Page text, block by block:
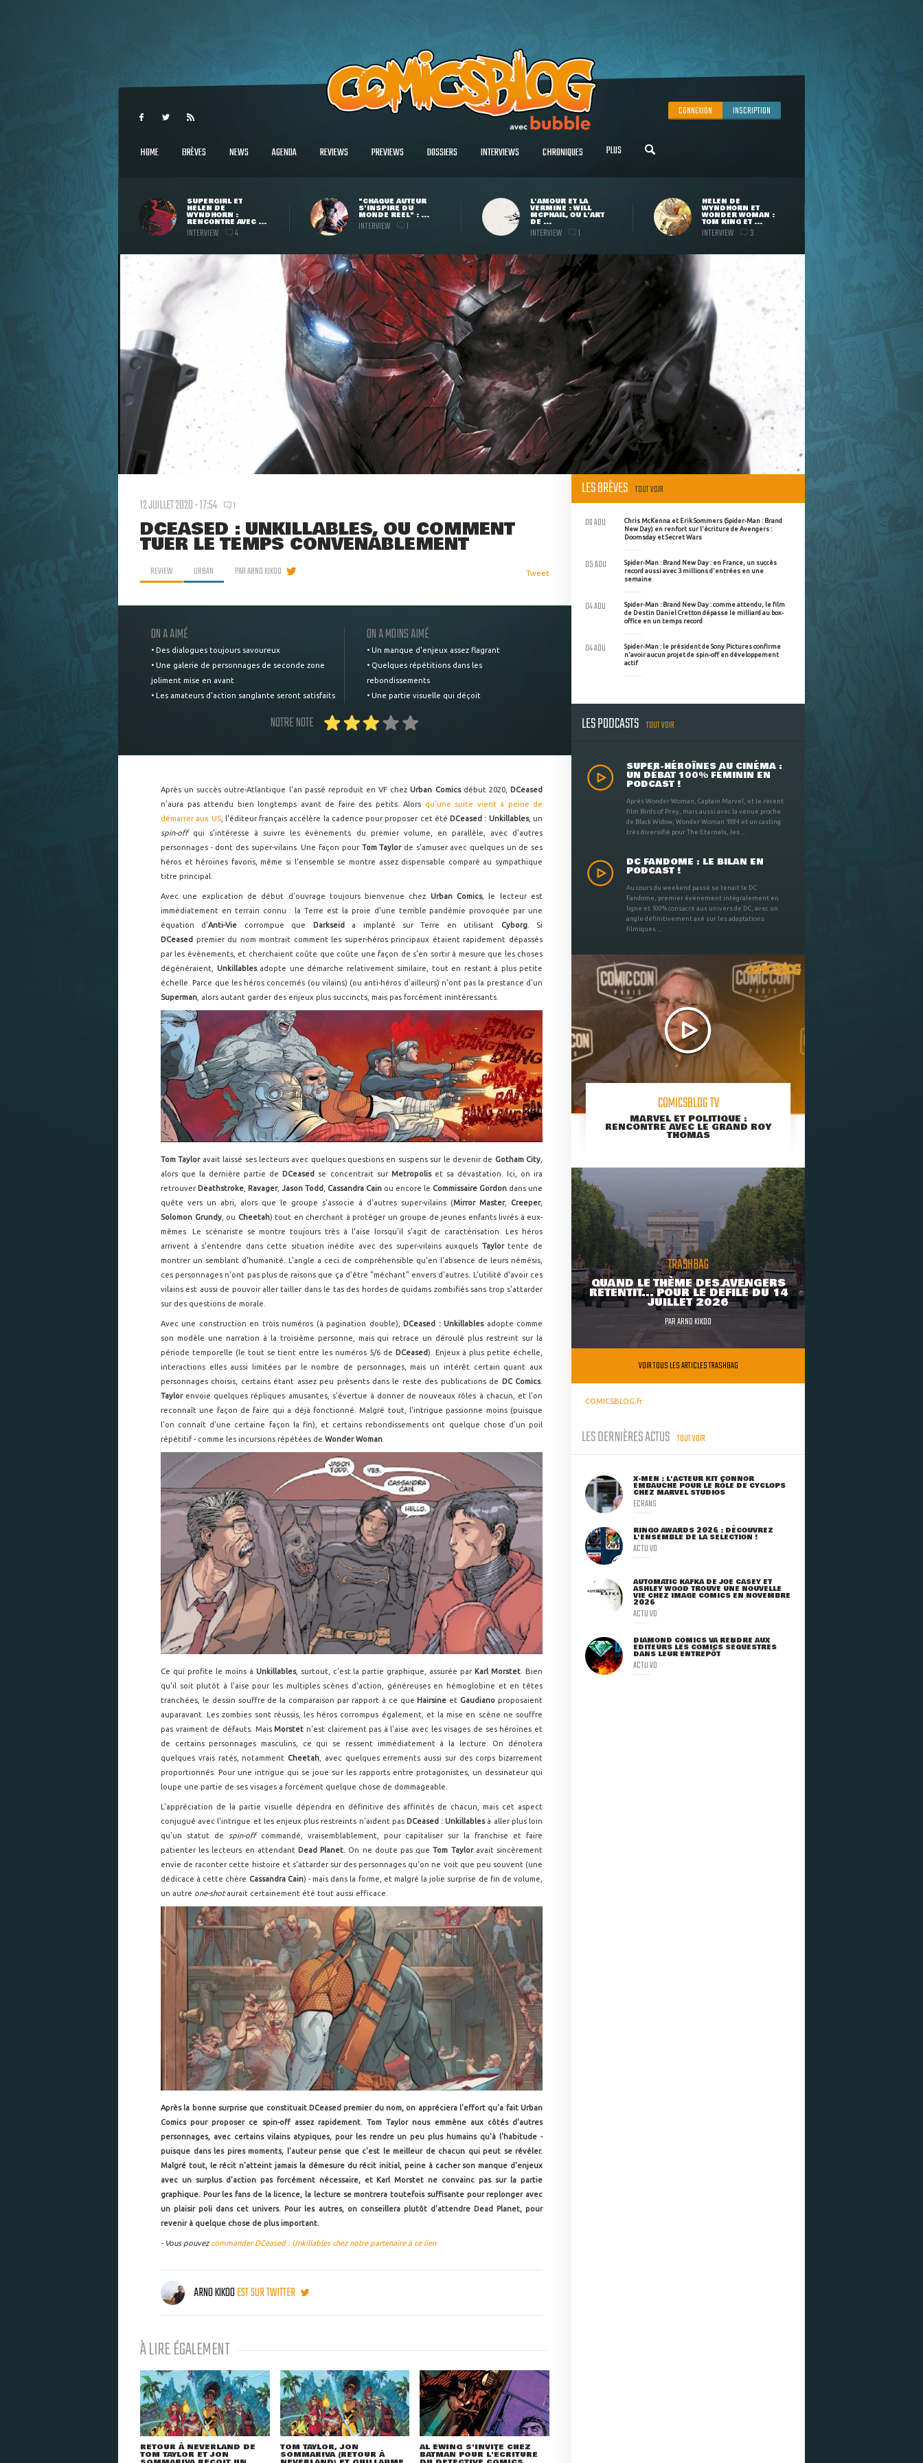
CONNEXION INSCRIPTION
HOME BRÈVES NEWS AGENDA REVIEWS PREVIEWS DOSSIERS INTERVIEWS CHRONIQUES PLUS
SUPERGIRL ET
HELEN DE
WYNDHORN :
RENCONTRE AVEC ...
INTERVIEW 4
"CHAQUE AUTEUR
S'INSPIRE DU
MONDE RÉEL" : ...
INTERVIEW 1
L'AMOUR ET LA
VERMINE : WILL
MCPHAIL, OU L'ART
DE ...
INTERVIEW 1
HELEN DE
WYNDHORN ET
WONDER WOMAN :
TOM KING ET ...
INTERVIEW 3
12 JUILLET 2020 - 17:54 1
DCEASED : UNKILLABLES, OU COMMENT
TUER LE TEMPS CONVENABLEMENT
REVIEW URBAN PARARNO KIKOO Tweet
ON A AIMÉ
• Des dialogues toujours savoureux
• Une galerie de personnages de seconde zone
joliment mise en avant
• Les amateurs d'action sanglante seront satisfaits
ON A MOINS AIMÉ
• Un manque d'enjeux assez flagrant
• Quelques répétitions dans les
rebondissements
• Une partie visuelle qui déçoit
NOTRE NOTE
Après un succès outre-Atlantique l'an passé reproduit en VF chezUrban Comics début 2020, DCeased
n'aura pas attendu bien longtemps avant de faire des petits. Alors qu'une suite vient à peine de
démarrer aux US, l'éditeur français accélère la cadence pour proposer cet été DCeased : Unkillables, un
spin-off qui s'intéresse à suivre les évènements du premier volume, en parallèle, avec d'autres
personnages - dont des super-vilains. Une façon pour Tom Taylor de s'amuser avec quelques un de ses
héros et héroïnes favoris, même si l'ensemble se montre assez dispensable comparé au sympathique
titre principal.
Avec une explication de début d'ouvrage toujours bienvenue chez Urban Comics, le lecteur est
immédiatement en terrain connu : la Terre est la proie d'une terrible pandémie provoquée par une
équation d'Anti-Vie corrompue que Darkseid a implanté sur Terre en utilisant Cyborg. Si
DCeased premier du nom montrait comment les super-héros principaux étaient rapidement dépassés
par les évènements, et cherchaient coûte que coûte une façon de s'en sortir à mesure que les choses
dégénéraient, Unkillables adopte une démarche relativement similaire, tout en restant à plus petite
échelle. Parce que les héros concernés (ou vilains) (ou anti-héros d'ailleurs) n'ont pas la prestance d'un
Superman , alors autant garder des enjeux plus succincts, mais pas forcément inintéressants.
Tom Taylor avait laissé ses lecteurs avec quelques questions en suspens sur le devenir de Gotham City
alors que la dernière partie de DCeased se concentrait sur Metropolis et sa dévastation. Ici, on ira
retrouver Deathstroke Ravager, Jason Todd Cassandra Cain ou encore le Commissaire Gordon dans une
quête vers un abri, alors que le groupe s'associe à d'autres super-vilains (Mirror Master, Creeper,
Solomon Grundy, ou Cheetah) tout en cherchant à protéger un groupe de jeunes enfants livrés à eux-
mêmes. Le scénariste se montre toujours très à l'aise lorsqu'il s'agit de caractérisation. Les héros
arrivent à s'entendre dans cette situation inédite avec des super-vilains auxquels Taylortente de
montrer un semblant d'humanité. L'angle a ceci de compréhensible qu'en l'absence de leurs némésis,
ces personnages n'ont pas plus de raisons que ça d'être "méchant" envers d'autres. L'utilité d'avoir ces
vilains est aussi de pouvoir aller tailler dans le tas des hordes de quidams zombifiés sans trop s'attarder
sur des questions de morale.
Avec une construction en trois numéros (à pagination double), DCeased : Unkillables adopte comme
son modèle une narration à la troisième personne, mais qui retrace un déroulé plus restreint sur la
période temporelle (le tout se tient entre les numéros 5/6 de DCeased). Enjeux à plus petite échelle,
interactions elles aussi limitées par le nombre de personnages, mais un intérêt certain quant aux
personnages choisis, certains étant assez peu présents dans le reste des publications de DC Comics.
Taylor envoie quelques répliques amusantes, s'évertue à donner de nouveaux rôles à chacun, et l'on
reconnaît une façon de faire qui a déjà fonctionné. Malgré tout, l'intrigue passionne moins (puisque
l'on connaît d'une certaine façon la fin), et certains rebondissements ont quelque chose d'un poil
répétitif - comme les incursions répétées de Wonder Woman
Ce qui profite le moins à Unkillables, surtout, c'est la partie graphique, assurée par Karl Morstet . Bien
qu'il soit plutôt à l'aise pour les multiples scènes d'action, généreuses en hémoglobine et en têtes
tranchées, le dessin souffre de la comparaison par rapport à ce que Hairsine et Gaudianoproposaient
auparavant. Les zombies sont réussis, les héros corrompus également, et la mise en scène ne souffre
pas vraiment de défauts. MaisMorstet n'est clairement pas à l'aise avec les visages de ses héroïnes et
de certains personnages masculins, ce qui se ressent immédiatement à la lecture. On dénotera
quelques vrais ratés, notamment Cheetah , avec quelques errements aussi sur des corps bizarrement
proportionnés. Pour une intrigue qui se joue sur les rapports entre protagonistes, un dessinateur qui
loupe une partie de ses visages a forcément quelque chose de dommageable.
L'appréciation de la partie visuelle dépendra en définitive des affinités de chacun, mais cet aspect
conjugué avec l'intrigue et les enjeux plus restreints n'aident pas DCeased : Unkillables à aller plus loin
qu'un statut de
spin-off commandé, vraisemblablement, pour capitaliser sur la franchise et faire
patienter les lecteurs en attendant Dead Planet . On ne doute pas queTom Taylor avait sincèrement
envie de raconter cette histoire et s'attarder sur des personnages qu'on ne voit que peu souvent (une
dédicace à cette chère Cassandra Cain) - mais dans la forme, et malgré la jolie surprise de fin de volume,
un autre one-shotaurait certainement été tout aussi efficace.
Après la bonne surprise que constituait DCeased premier du nom, on appréciera l'effort qu'a fait Urban
Comics pour proposer ce spin-off assez rapidement. Tom Taylor nous emmène aux côtés d'autres
personnages, avec certains vilains atypiques, pour les rendre un peu plus humains qu'à l'habitude -
puisque dans les pires moments, l'auteur pense que c'est le meilleur de chacun qui peut se révéler.
Malgré tout, le récit n'atteint jamais la démesure du récit initial, peine à cacher son manque d'enjeux
avec un surplus d'action pas forcément nécessaire, et Karl Morstet ne convainc pas sur la partie
graphique. Pour les fans de la licence, la lecture se montrera toutefois suffisante pour replonger avec
un plaisir poli dans cet univers. Pour les autres, on conseillera plutôt d'attendre Dead Planet, pour
revenir à quelque chose de plus important.
- Vous pouvez commander DCeased : Unkillables chez notre partenaire à ce lien
ARNO KIKOOEST SUR TWITTER
À LIRE ÉGALEMENT
RETOUR À NEVERLAND DE
TOM TAYLOR ET JON
TOM TAYLOR, JON
SOMMARIVA (RETOUR À
AL EWING S'INVITE CHEZ
BATMAN POUR L'ÉCRITURE
LES BRÈVES TOUT VOIR
Chris McKenna et Erik Sommers (Spider-Man : Brand
New Day) en renfort sur l'écriture de Avengers :
Doomsday et Secret Wars
06 AOU
Spider-Man : Brand New Day : en France, un succès
record aussi avec 3 millions d'entrées en une
semaine
05 AOU
Spider-Man : Brand New Day : comme attendu, le film
de Destin Daniel Cretton dépasse le milliard au box-
office en un temps record
04 AOU
Spider-Man : le président de Sony Pictures confirme
n'avoir aucun projet de spin-off en développement
actif
04 AOU
LES PODCASTS TOUT VOIR
SUPER-HÉROÏNES AU CINÉMA :
UN DÉBAT 100% FÉMININ EN
PODCAST !
Après Wonder Woman, Captain Marvel, et le récent
film Birds of Prey, mais aussi avec la venue proche
de Black Widow, Wonder Woman 1984 et un casting
très diversifié pour The Eternals, les ...
DC FANDOME : LE BILAN EN
PODCAST !
Au cours du weekend passé se tenait le DC
Fandome, premier évènement intégralement en
ligne et 100% consacré aux univers de DC, avec un
angle définitivement axé sur les adaptations
filmiques ...
COMICSBLOG TV
MARVEL ET POLITIQUE :
RENCONTRE AVEC LE GRAND ROY
THOMAS
TRASHBAG
QUAND LE THÈME DES AVENGERS
RETENTIT... POUR LE DÉFILÉ DU 14
JUILLET 2026
PARARNO KIKOO
VOIR TOUS LES ARTICLES TRASHBAG
COMICSBLOG.fr
LES DERNIÈRES ACTUS TOUT VOIR
X-MEN : L'ACTEUR KIT CONNOR
EMBAUCHÉ POUR LE RÔLE DE CYCLOPS
CHEZ MARVEL STUDIOS
ECRANS
RINGO AWARDS 2026 : DÉCOUVREZ
L'ENSEMBLE DE LA SÉLECTION !
ACTU VO
AUTOMATIC KAFKA DE JOE CASEY ET
ASHLEY WOOD TROUVE UNE NOUVELLE
VIE CHEZ IMAGE COMICS EN NOVEMBRE
2026
ACTU VO
DIAMOND COMICS VA RENDRE AUX
ÉDITEURS LES COMICS SÉQUESTRÉS
DANS LEUR ENTREPÔT
ACTU VO